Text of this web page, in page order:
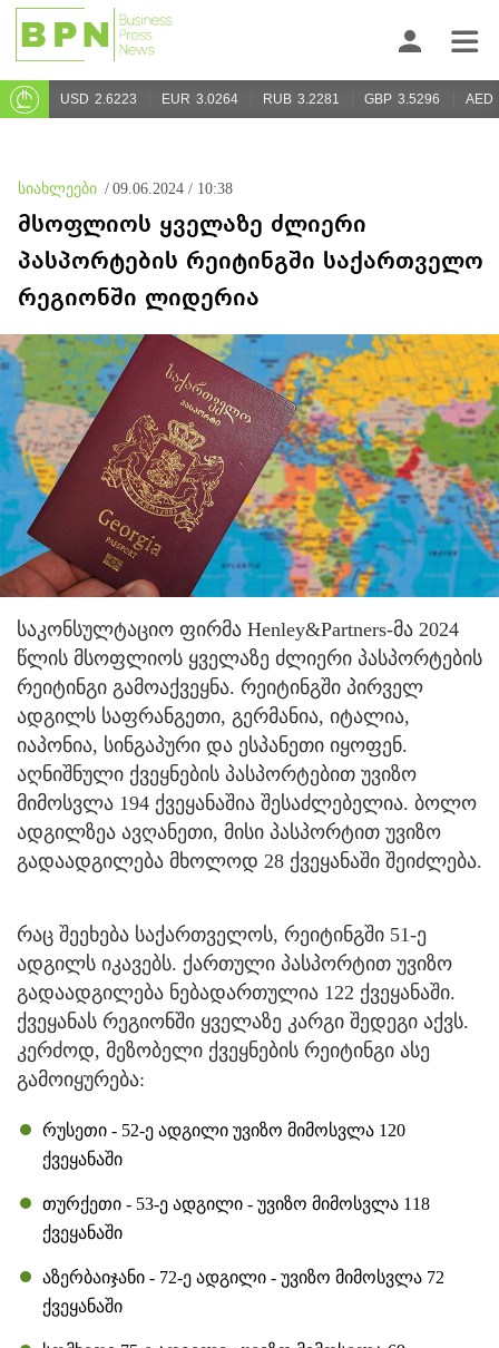
USD 2.6223 EUR 3.0264 RUB 3.2281 GBP 3.5296 AED
სიახლეები / 09.06.2024 / 10:38
მსოფლიოს ყველაზე ძლიერი
პასპორტების რეიტინგში საქართველო
რეგიონში ლიდერია
საკონსულტაციო ფირმა Henley&Partners-მა 2024
წლის მსოფლიოს ყველაზე ძლიერი პასპორტების
რეიტინგი გამოაქვეყნა. რეიტინგში პირველ
ადგილს საფრანგეთი, გერმანია, იტალია,
იაპონია, სინგაპური და ესპანეთი იყოფენ.
აღნიშნული ქვეყნების პასპორტებით უვიზო
მიმოსვლა 194 ქვეყანაშია შესაძლებელია. ბოლო
ადგილზეა ავღანეთი, მისი პასპორტით უვიზო
გადაადგილება მხოლოდ 28 ქვეყანაში შეიძლება.
რაც შეეხება საქართველოს, რეიტინგში 51-ე
ადგილს იკავებს. ქართული პასპორტით უვიზო
გადაადგილება ნებადართულია 122 ქვეყანაში.
ქვეყანას რეგიონში ყველაზე კარგი შედეგი აქვს.
კერძოდ, მეზობელი ქვეყნების რეიტინგი ასე
გამოიყურება:
რუსეთი - 52-ე ადგილი უვიზო მიმოსვლა 120
ქვეყანაში
თურქეთი - 53-ე ადგილი - უვიზო მიმოსვლა 118
ქვეყანაში
აზერბაიჯანი - 72-ე ადგილი - უვიზო მიმოსვლა 72
ქვეყანაში